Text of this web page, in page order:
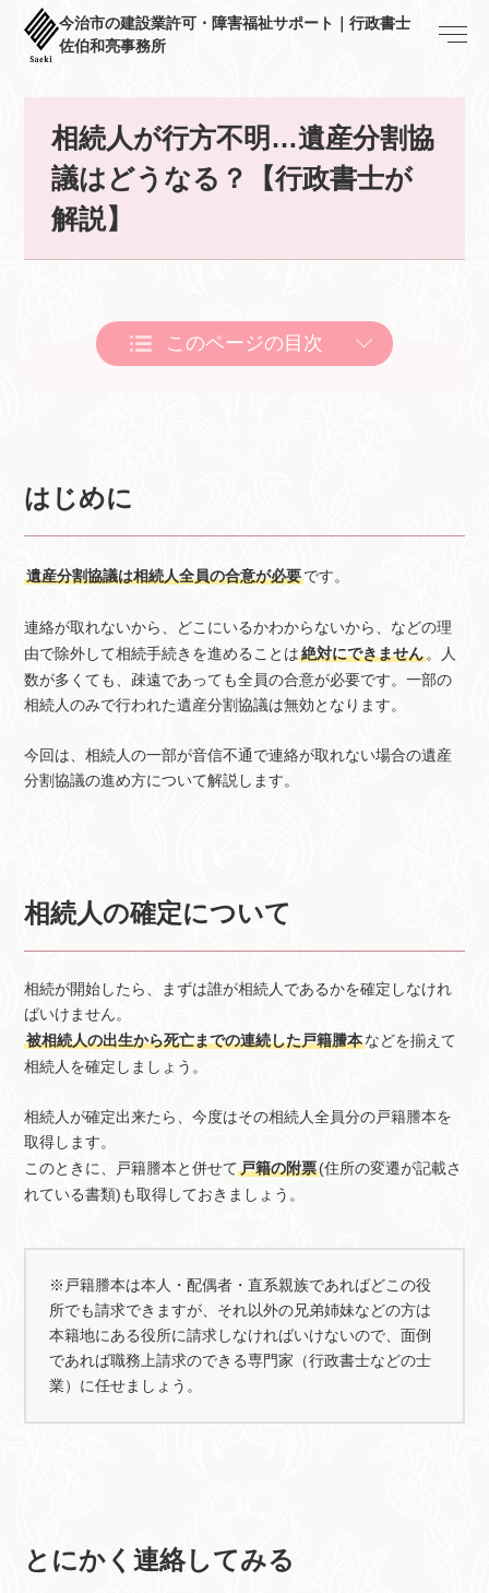
今治市の建設業許可・障害福祉サポート｜行政書士
佐伯和亮事務所
相続人が行方不明…遺産分割協
議はどうなる？【行政書士が
解説】
このページの目次
はじめに
遺産分割協議は相続人全員の合意が必要です。
連絡が取れないから、どこにいるかわからないから、などの理
由で除外して相続手続きを進めることは絶対にできません 。人
数が多くても、疎遠であっても全員の合意が必要です。一部の
相続人のみで行われた遺産分割協議は無効となります。
今回は、相続人の一部が音信不通で連絡が取れない場合の遺産
分割協議の進め方について解説します。
相続人の確定について
相続が開始したら、まずは誰が相続人であるかを確定しなけれ
ばいけません。
被相続人の出生から死亡までの連続した戸籍謄本などを揃えて
相続人を確定しましょう。
相続人が確定出来たら、今度はその相続人全員分の戸籍謄本を
取得します。
このときに、戸籍謄本と併せて戸籍の附票(住所の変遷が記載さ
れている書類)も取得しておきましょう。
※戸籍謄本は本人・配偶者・直系親族であればどこの役
所でも請求できますが、それ以外の兄弟姉妹などの方は
本籍地にある役所に請求しなければいけないので、面倒
であれば職務上請求のできる専門家（行政書士などの士
業）に任せましょう。
とにかく連絡してみる